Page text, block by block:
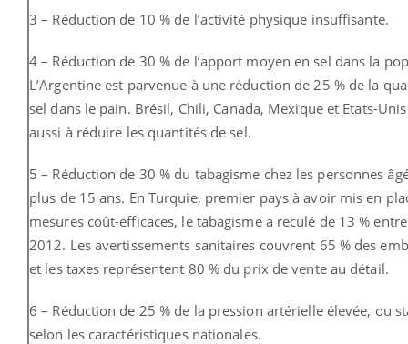
3 – Réduction de 10 % de l’activité physique insuffisante.
4 – Réduction de 30 % de l’apport moyen en sel dans la
L’Argentine est parvenue à une réduction de 25 % de la
sel dans le pain. Brésil, Chili, Canada, Mexique et Etats-
aussi à réduire les quantités de sel.
5 – Réduction de 30 % du tabagisme chez les personnes
plus de 15 ans. En Turquie, premier pays à avoir mis en
mesures coût-efficaces, le tabagisme a reculé de 13 %
2012. Les avertissements sanitaires couvrent 65 % des
et les taxes représentent 80 % du prix de vente au détail.
6 – Réduction de 25 % de la pression artérielle élevée, ou
selon les caractéristiques nationales.